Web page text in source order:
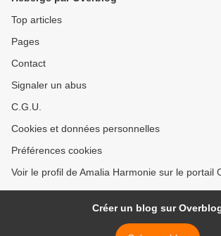
Top articles
Pages
Contact
Signaler un abus
C.G.U.
Cookies et données personnelles
Préférences cookies
Voir le profil de Amalia Harmonie sur le portail
Créer un blog sur